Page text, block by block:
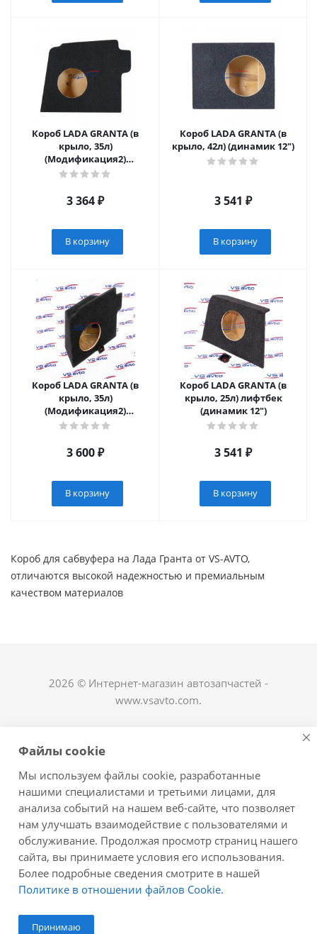
Короб LADA GRANTA (в
крыло, 35л)
(Модификация2)
(динамик 10")
3 364₽
В корзину
Короб LADA GRANTA (в
крыло, 42л) (динамик 12")
3 541 ₽
В корзину
Короб LADA GRANTA (в
крыло, 35л)
(Модификация2)
(динамик 12")
3 600₽
В корзину
Короб LADA GRANTA (в
крыло, 25л) лифтбек
(динамик 12")
3 541 ₽
В корзину
Короб для сабвуфера на Лада Гранта от VS-AVTO,
отличаются высокой надежностью и премиальным
качеством материалов
2026 © Интернет-магазин автозапчастей -
www.vsavto.com.
+7 (8482) 622-122 avtovs@yandex.ru
г. Тольятти, ул. Офицерская 14, ГСК "Пламя", 4
этаж, офис 476
Оставайтесь на связи
Файлы cookie
Мы используем файлы cookie, разработанные
нашими специалистами и третьими лицами, для
анализа событий на нашем веб-сайте, что позволяет
нам улучшать взаимодействие с пользователями и
обслуживание. Продолжая просмотр страниц нашего
сайта, вы принимаете условия его использования.
Более подробные сведения смотрите в нашей
Политике в отношении файлов Cookie.
Принимаю